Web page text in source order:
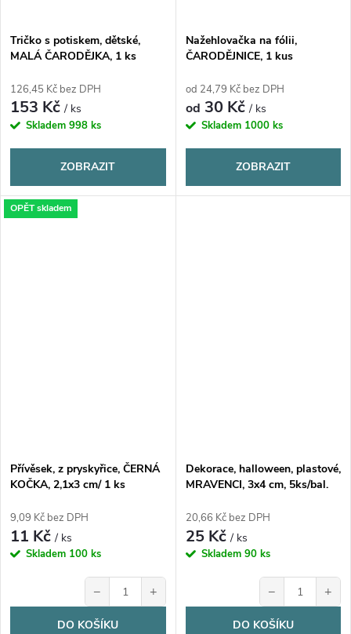
Tričko s potiskem, dětské,
MALÁ ČARODĚJKA, 1 ks
126,45 Kč bez DPH
153 Kč/ ks
Skladem 998 ks
ZOBRAZIT
Nažehlovačka na fólii,
ČARODĚJNICE, 1 kus
od 24,79 Kč bez DPH
od 30 Kč/ ks
Skladem 1000 ks
ZOBRAZIT
OPĚT skladem
Přívěsek, z pryskyřice, ČERNÁ
KOČKA, 2,1x3 cm/ 1 ks
9,09 Kč bez DPH
11 Kč/ ks
Skladem 100 ks
− +
DO KOŠÍKU
Dekorace, halloween, plastové,
MRAVENCI, 3x4 cm, 5ks/bal.
20,66 Kč bez DPH
25 Kč/ ks
Skladem 90 ks
− +
DO KOŠÍKU